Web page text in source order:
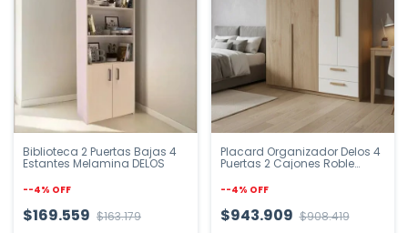
Biblioteca 2 Puertas Bajas 4
Estantes Melamina DELOS
--4% OFF
$169.559 $163.179
Placard Organizador Delos 4
Puertas 2 Cajones Roble
--4% OFF
$943.909 $908.419